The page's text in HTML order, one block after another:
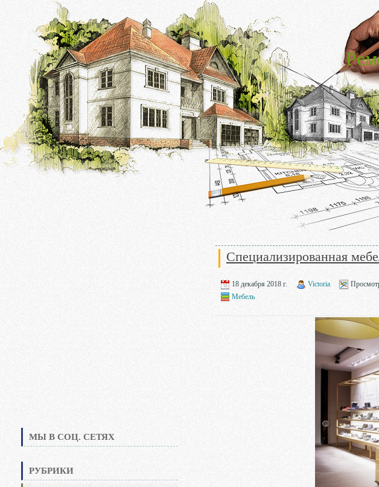
МЫ В СОЦ. СЕТЯХ
РУБРИКИ
Специализированная
18 декабря 2018 г. Victoria
Мебель